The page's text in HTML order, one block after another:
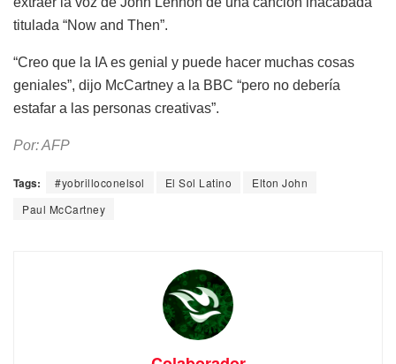
titulada “Now and Then”.
“Creo que la IA es genial y puede hacer muchas cosas
geniales”, dijo McCartney a la BBC “pero no debería
estafar a las personas creativas”.
Por: AFP
Tags: #yobrilloconelsol El Sol Latino
Elton John
Paul McCartney